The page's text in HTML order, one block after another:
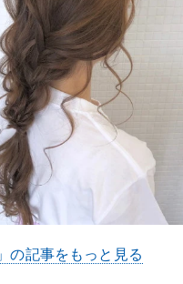
の記事をもっと見る